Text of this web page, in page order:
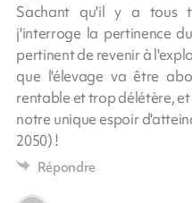
Sachant qu'il y a tous
j'interroge la pertinence
pertinent de revenir à
que l'élevage va être
rentable et trop délétère, et
notre unique espoir
2050) !
Répondre